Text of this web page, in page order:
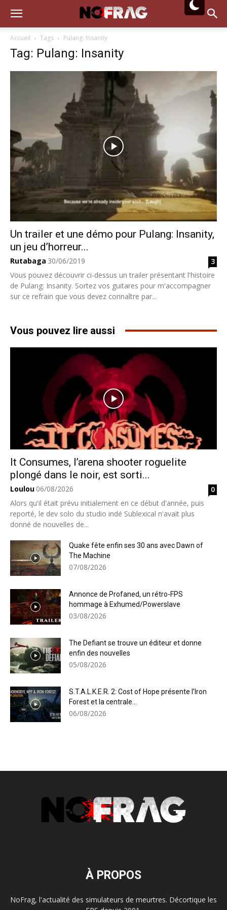
Accueil Tags Pulang: Insanity
Tag: Pulang: Insanity
Un trailer et une démo pour Pulang: Insanity,
un jeu d’horreur...
Rutabaga 30/06/2019
3
Vous pouvez découvrir ci-dessus un trailer présentant l'histoire
de Pulang: Insanity. Sortez vos guitares pour m'accompagner
sur ce refrain que vous devez connaître par...
Vous pouvez lire aussi
It Consumes, l’arena shooter roguelite
plongé dans le noir, est sorti...
Loulou 06/08/2026
0
Alors qu'il était prévu initialement en ce début d'année, puis
reporté, le dev solo du studio indé Sublexical n'avait plus
donné de nouvelles de...
Quake fête enfin ses 30 ans avec Dawn of
The Machine
07/08/2026
Annonce de Profaned, un rétro-FPS
hommage à Exhumed/Powerslave
03/08/2026
The Defiant se trouve un éditeur et donne
enfin des nouvelles
05/08/2026
S.T.A.L.K.E.R. 2: Cost of Hope présente l’Iron
Forest et la centrale...
06/08/2026
À PROPOS
NoFrag, l'actualité des simulateurs de meurtres. Décortique les